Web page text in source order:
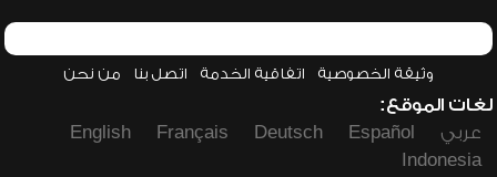
وثيقة الخصوصية اتفاقية الخدمة اتصل بنا من نحن
لغات الموقع:
عربي
Español
Deutsch
Français
English
Indonesia